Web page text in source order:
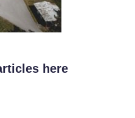
here